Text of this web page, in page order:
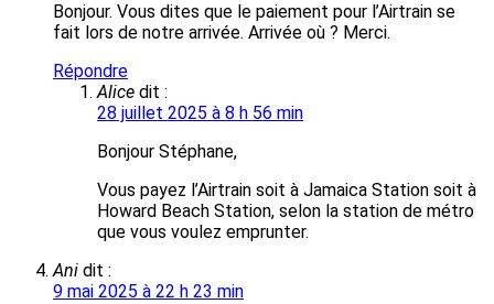
Bonjour. Vous dites que le paiement pour l’Airtrain se
fait lors de notre arrivée. Arrivée où ? Merci.
Répondre
Alice dit :
28 juillet 2025 à 8 h 56 min
Bonjour Stéphane,
Vous payez l’Airtrain soit à Jamaica Station soit à
Howard Beach Station, selon la station de métro
que vous voulez emprunter.
Ani dit :
9 mai 2025 à 22 h 23 min